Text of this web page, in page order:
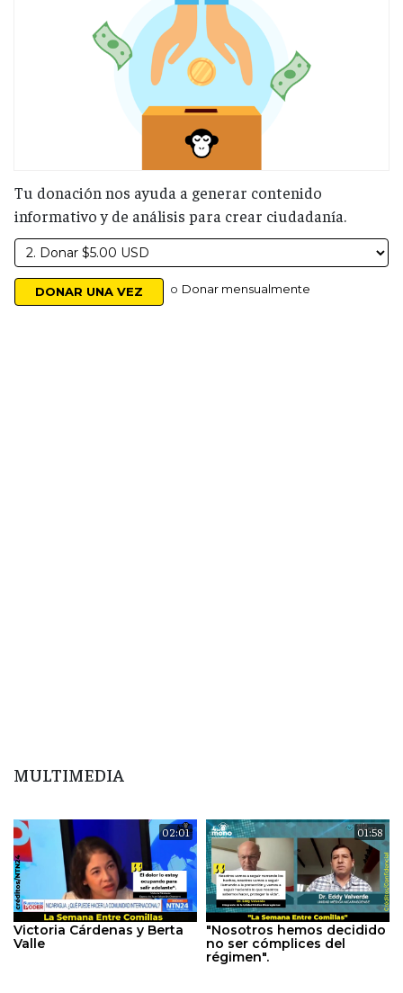
Tu donación nos ayuda a generar contenido
informativo y de análisis para crear ciudadanía.
o Donar mensualmente
MULTIMEDIA
02:01
Victoria Cárdenas y Berta
Valle
01:58
"Nosotros hemos decidido
no ser cómplices del
régimen".